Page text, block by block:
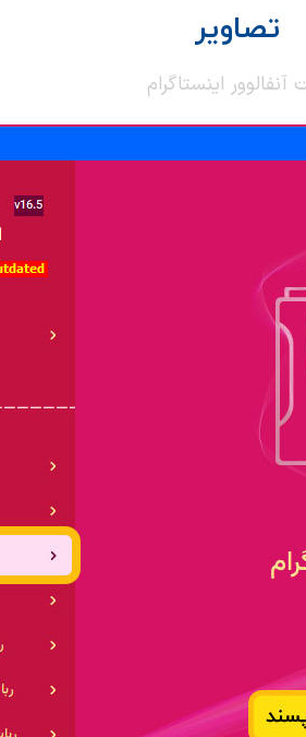
تصاویر
آنفالوور اینستاگرام